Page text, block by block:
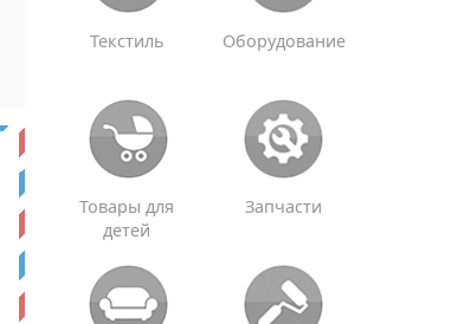
Текстиль Оборудование
Товары для
детей
Запчасти